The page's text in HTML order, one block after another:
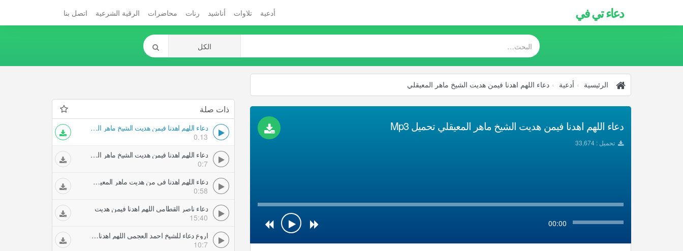
دعاء تي في أدعية تلاوات أناشيد رنات محاضرات الرقية الشرعية اتصل بنا
الرئيسية أدعية دعاء اللهم اهدنا فيمن هديت الشيخ ماهر المعيقلي
دعاء اللهم اهدنا فيمن هديت الشيخ ماهر المعيقلي تحميل Mp3
تحميل : 33,674
00:00
ذات صلة
دعاء اللهم اهدنا فيمن هديت الشيخ ماهر المعيقلي
0.13
دعاء اللهم اهدنا فيمن هديت الشيخ ماهر المعيقلي
0:7
دعاء اللهم اهدنا في من هديت ماهر المعيقلي
0:58
دعاء ناصر القطامي اللهم اهدنا فيمن هديت
15:40
اروع دعاء للشيخ احمد العجمي اللهم اهدنا فيمن هديت وبارك لنا فيما أعطيت
10:7